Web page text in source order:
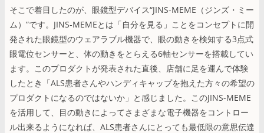
そこで着目したのが、眼鏡型デバイス“JINS-MEME（ジンズ・ミー
ム）”です。JINS-MEMEとは「自分を見る」ことをコンセプトに開
発された眼鏡型のウェアラブル機器で、眼の動きを検知する3点式
眼電位センサーと、体の動きをとらえる6軸センサーを搭載してい
ます。このプロダクトが発表された直後、店舗に足を運んで体験
したとき「ALS患者さんやハンディキャップを抱えた方々の希望の
プロダクトになるのではないか」と感じました。このJINS-MEME
を活用して、目の動きによってさまざまな電子機器をコントロー
ル出来るようになれば、ALS患者さんにとっても最低限の意思伝達